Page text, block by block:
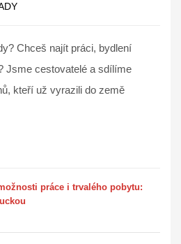
Chceš najít práci, bydlení
Jsme cestovatelé a sdílíme
kteří už vyrazili do země
práce i trvalého pobytu: